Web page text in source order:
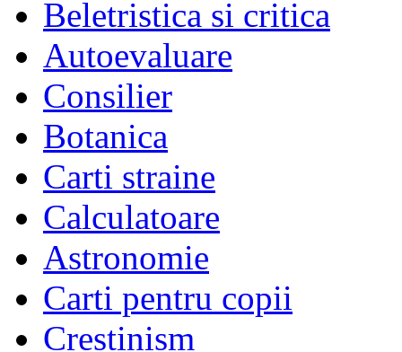
Beletristica si critica
Autoevaluare
Consilier
Botanica
Carti straine
Calculatoare
Astronomie
Carti pentru copii
Crestinism